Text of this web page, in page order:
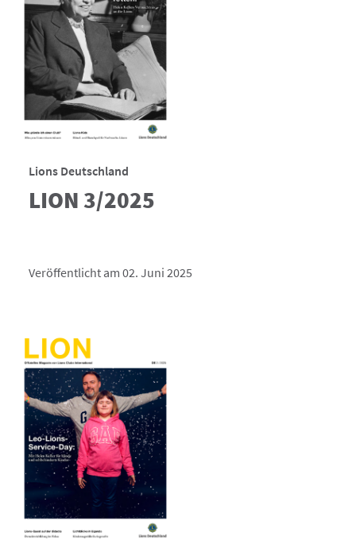
Lions Deutschland
LION 3/2025
Veröffentlicht am 02. Juni 2025